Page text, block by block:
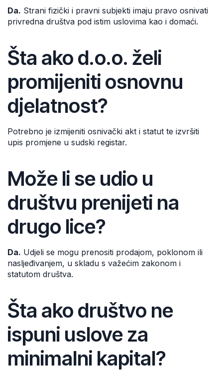
Da. Strani fizički i pravni subjekti imaju pravo osnivati
privredna društva pod istim uslovima kao i domaći.
Šta ako d.o.o. želi
promijeniti osnovnu
djelatnost?
Potrebno je izmijeniti osnivački akt i statut te izvršiti
upis promjene u sudski registar.
Može li se udio u
društvu prenijeti na
drugo lice?
Da. Udjeli se mogu prenositi prodajom, poklonom ili
nasljeđivanjem, u skladu s važećim zakonom i
statutom društva.
Šta ako društvo ne
ispuni uslove za
minimalni kapital?